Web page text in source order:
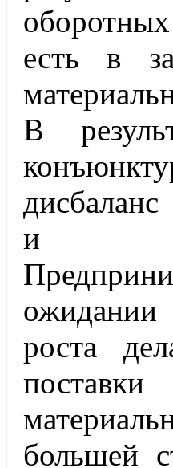
есть в
В
и
ожидании
роста
большей